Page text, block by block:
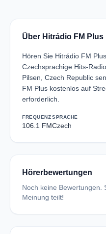
Über Hitrádio FM Plus
Hören Sie Hitrádio FM
Czechsprachige Hits-
Pilsen, Czech Republic
FM Plus kostenlos auf
erforderlich.
FREQUENZ
106.1 FM
SPRACHE
Czech
Hörerbewertungen
Noch keine Bewertungen.
Meinung teilt!